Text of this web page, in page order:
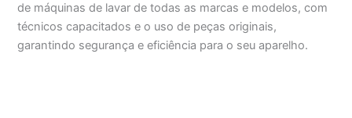
de máquinas de lavar de todas as marcas e modelos, com
técnicos capacitados e o uso de peças originais,
garantindo segurança e eficiência para o seu aparelho.